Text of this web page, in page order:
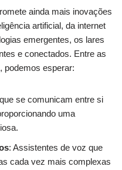
ainda mais inovações
artificial, da internet
emergentes, os lares
e conectados. Entre as
podemos esperar:
se comunicam entre si
uma
: Assistentes de voz que
cada vez mais complexas